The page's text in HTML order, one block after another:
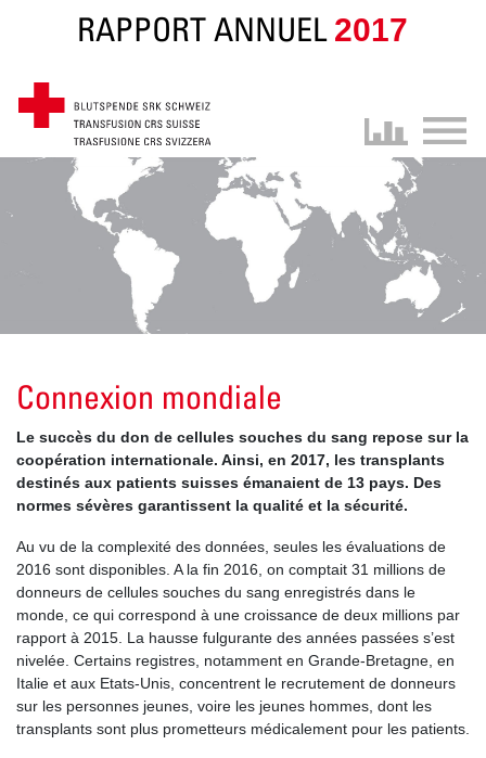
RAPPORT ANNUEL 2017
Connexion mondiale
Le succès du don de cellules souches du sang repose sur la
coopération internationale. Ainsi, en 2017, les transplants
destinés aux patients suisses émanaient de 13 pays. Des
normes sévères garantissent la qualité et la sécurité.
Au vu de la complexité des données, seules les évaluations de
2016 sont disponibles. A la fin 2016, on comptait 31 millions de
donneurs de cellules souches du sang enregistrés dans le
monde, ce qui correspond à une croissance de deux millions par
rapport à 2015. La hausse fulgurante des années passées s’est
nivelée. Certains registres, notamment en Grande-Bretagne, en
Italie et aux Etats-Unis, concentrent le recrutement de donneurs
sur les personnes jeunes, voire les jeunes hommes, dont les
transplants sont plus prometteurs médicalement pour les patients.